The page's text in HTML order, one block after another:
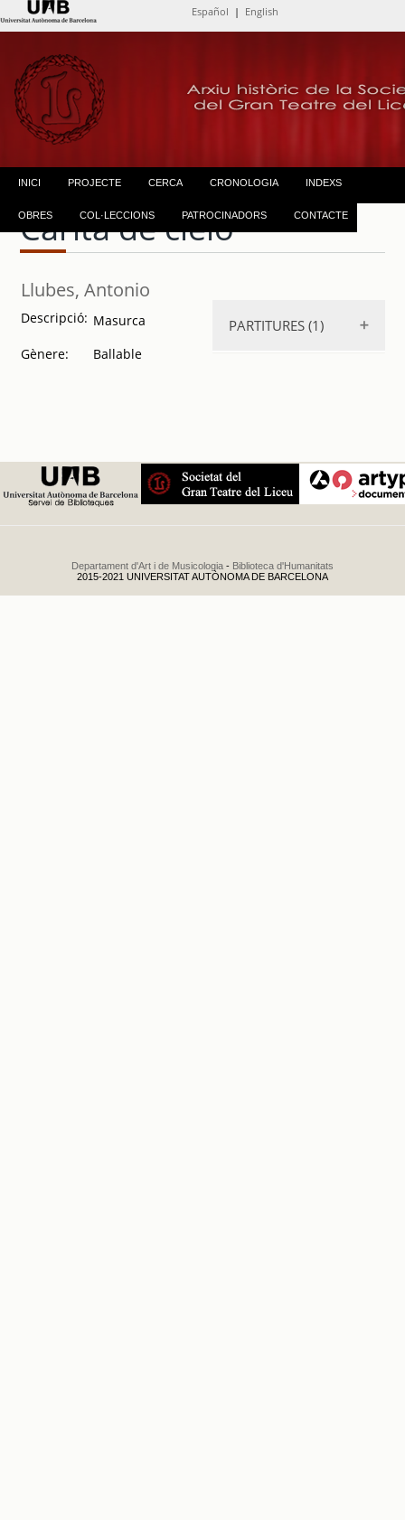
Español | English
INICI PROJECTE CERCA CRONOLOGIA INDEXS
OBRES COL·LECCIONS PATROCINADORS CONTACTE
Carita de cielo
Llubes, Antonio
Descripció: Masurca
Gènere:
Ballable
PARTITURES (1)
Departament d'Art i de Musicologia - Biblioteca d'Humanitats
2015-2021 UNIVERSITAT AUTÒNOMA DE BARCELONA